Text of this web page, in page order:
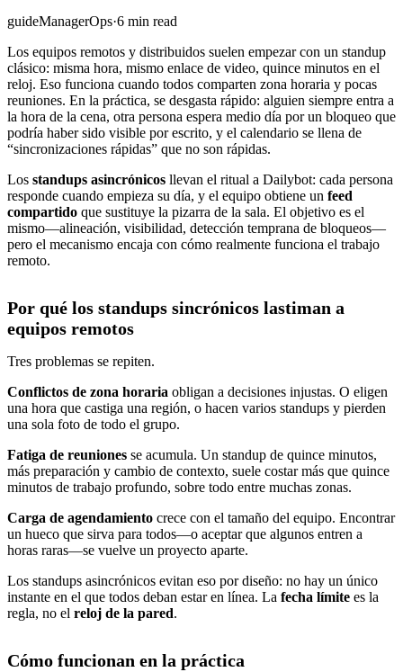
guideManagerOps·6 min read
Los equipos remotos y distribuidos suelen empezar con un standup
clásico: misma hora, mismo enlace de video, quince minutos en el
reloj. Eso funciona cuando todos comparten zona horaria y pocas
reuniones. En la práctica, se desgasta rápido: alguien siempre entra a
la hora de la cena, otra persona espera medio día por un bloqueo que
podría haber sido visible por escrito, y el calendario se llena de
“sincronizaciones rápidas” que no son rápidas.
Los standups asincrónicos llevan el ritual a Dailybot: cada persona
responde cuando empieza su día, y el equipo obtiene un feed
compartido que sustituye la pizarra de la sala. El objetivo es el
mismo—alineación, visibilidad, detección temprana de bloqueos—
pero el mecanismo encaja con cómo realmente funciona el trabajo
remoto.
Por qué los standups sincrónicos lastiman a
equipos remotos
Tres problemas se repiten.
Conflictos de zona horaria obligan a decisiones injustas. O eligen
una hora que castiga una región, o hacen varios standups y pierden
una sola foto de todo el grupo.
Fatiga de reuniones se acumula. Un standup de quince minutos,
más preparación y cambio de contexto, suele costar más que quince
minutos de trabajo profundo, sobre todo entre muchas zonas.
Carga de agendamiento crece con el tamaño del equipo. Encontrar
un hueco que sirva para todos—o aceptar que algunos entren a
horas raras—se vuelve un proyecto aparte.
Los standups asincrónicos evitan eso por diseño: no hay un único
instante en el que todos deban estar en línea. La fecha límite es la
regla, no el reloj de la pared.
Cómo funcionan en la práctica